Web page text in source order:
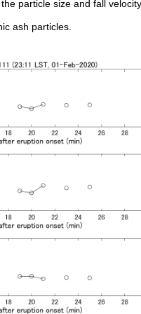
particle size and fall
ash particles.